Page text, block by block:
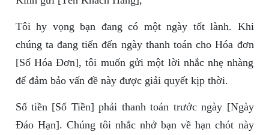
Tôi hy vọng bạn đang có một ngày tốt lành. Khi
chúng ta đang tiến đến ngày thanh toán cho Hóa đơn
[Số Hóa Đơn], tôi muốn gửi một lời nhắc nhẹ nhàng
để đảm bảo vấn đề này được giải quyết kịp thời.
Số tiền [Số Tiền] phải thanh toán trước ngày [Ngày
Đáo Hạn]. Chúng tôi nhắc nhở bạn về hạn chót này